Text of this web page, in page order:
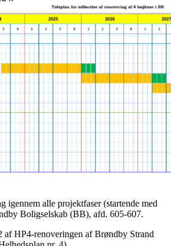
igennem alle projektfaser (startende med
Boligselskab (BB), afd. 605-607.
af HP4-renoveringen af Brøndby Strand